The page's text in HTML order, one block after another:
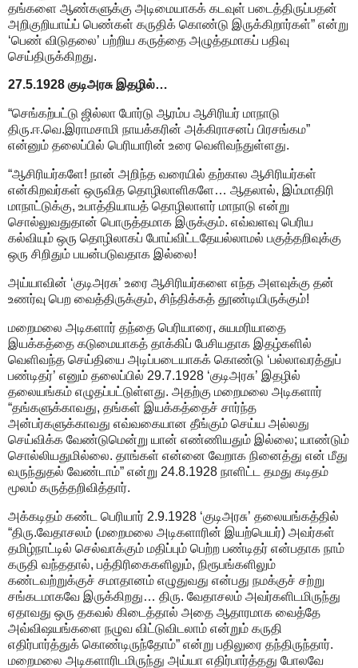
தங்களை ஆண்களுக்கு அடிமையாகக் கடவுள் படைத்திருப்பதன்
அறிகுறியாய்ப் பெண்கள் கருதிக் கொண்டு இருக்கிறார்கள்” என்று
‘பெண் விடுதலை’ பற்றிய கருத்தை அழுத்தமாகப் பதிவு
செய்திருக்கிறது.
27.5.1928 குடிஅரசு இதழில்…
“செங்கற்பட்டு ஜில்லா போர்டு ஆரம்ப ஆசிரியர் மாநாடு
திரு.ஈ.வெ.இராமசாமி நாயக்கரின் அக்கிராசனப் பிரசங்கம”
என்னும் தலைப்பில் பெரியாரின் உரை வெளிவந்துள்ளது.
“ஆசிரியர்களே! நான் அறிந்த வரையில் தற்கால ஆசிரியர்கள்
என்கிறவர்கள் ஒருவித தொழிலாளிகளே… ஆதலால், இம்மாதிரி
மாநாட்டுக்கு, உபாத்தியாயத் தொழிலாளர் மாநாடு என்று
சொல்லுவதுதான் பொருத்தமாக இருக்கும். எவ்வளவு பெரிய
கல்வியும் ஒரு தொழிலாகப் போய்விட்டதேயல்லாமல் பகுத்தறிவுக்கு
ஒரு சிறிதும் பயன்படுவதாக இல்லை!
அய்யாவின் ‘குடிஅரசு’ உரை ஆசிரியர்களை எந்த அளவுக்கு தன்
உணர்வு பெற வைத்திருக்கும், சிந்திக்கத் தூண்டியிருக்கும்!
மறைமலை அடிகளார் தந்தை பெரியாரை, சுயமரியாதை
இயக்கத்தை கடுமையாகத் தாக்கிப் பேசியதாக இதழ்களில்
வெளிவந்த செய்தியை அடிப்படையாகக் கொண்டு ‘பல்லாவரத்துப்
பண்டிதர்’ எனும் தலைப்பில் 29.7.1928 ‘குடிஅரசு’ இதழில்
தலையங்கம் எழுதப்பட்டுள்ளது. அதற்கு மறைமலை அடிகளார்
“தங்களுக்காவது, தங்கள் இயக்கத்தைச் சார்ந்த
அன்பர்களுக்காவது எவ்வகையான தீங்கும் செய்ய அல்லது
செய்விக்க வேண்டுமென்று யான் எண்ணியதும் இல்லை; யாண்டும்
சொல்லியதுமில்லை. தாங்கள் என்னை வேறாக நினைத்து என் மீது
வருந்துதல் வேண்டாம்” என்று 24.8.1928 நாளிட்ட தமது கடிதம்
மூலம் கருத்தறிவித்தார்.
அக்கடிதம் கண்ட பெரியார் 2.9.1928 ‘குடிஅரசு’ தலையங்கத்தில்
“திரு.வேதாசலம் (மறைமலை அடிகளாரின் இயற்பெயர்) அவர்கள்
தமிழ்நாட்டில் செல்வாக்கும் மதிப்பும் பெற்ற பண்டிதர் என்பதாக நாம்
கருதி வந்ததால், பத்திரிகைகளிலும், நிரூபங்களிலும்
கண்டவற்றுக்குச் சமாதானம் எழுதுவது என்பது நமக்குச் சற்று
சங்கடமாகவே இருக்கிறது… திரு. வேதாசலம் அவர்களிடமிருந்து
ஏதாவது ஒரு தகவல் கிடைத்தால் அதை ஆதாரமாக வைத்தே
அவ்விஷயங்களை நழுவ விட்டுவிடலாம் என்றும் கருதி
எதிர்பார்த்துக் கொண்டிருந்தோம்” என்று பதிலுரை தந்திருந்தார்.
மறைமலை அடிகளாரிடமிருந்து அய்யா எதிர்பார்த்தது போலவே